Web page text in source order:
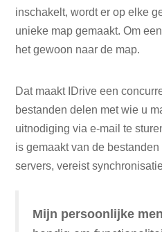
inschakelt, wordt er op elke
unieke map gemaakt. Om
het gewoon naar de map.
Dat maakt IDrive een
bestanden delen met wie u
uitnodiging via e-mail te
is gemaakt van de
servers, vereist
Mijn persoonlijke